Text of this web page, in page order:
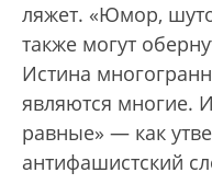
ляжет. «Юмор,
также могут
Истина
являются многие.
равные» — как
антифашистский